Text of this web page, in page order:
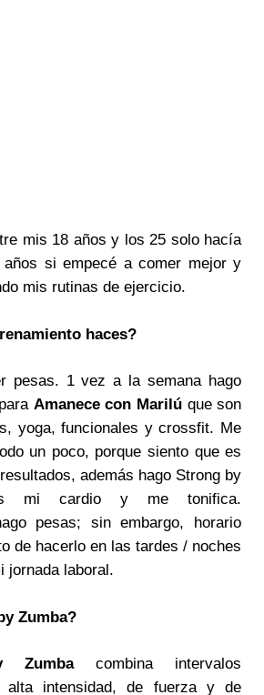
mis 18 años y los 25 solo hacía
si empecé a comer mejor y
mis rutinas de ejercicio.
haces?
pesas. 1 vez a la semana hago
Amanece con Marilúque son
yoga, funcionales y crossfit. Me
un poco, porque siento que es
además hago Strong by
mi cardio y me tonifica.
pesas; sin embargo, horario
de hacerlo en las tardes / noches
jornada laboral.
Zumba?
Zumbacombina intervalos
alta intensidad, de fuerza y de